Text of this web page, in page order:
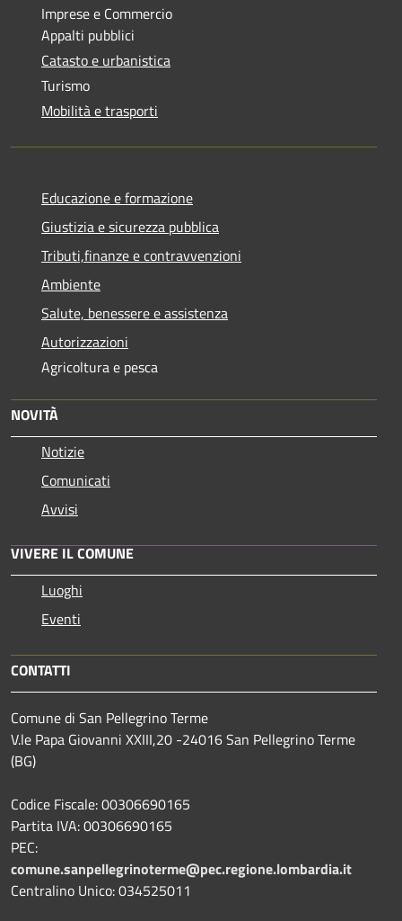
Imprese e Commercio
Appalti pubblici
Catasto e urbanistica
Turismo
Mobilità e trasporti
Educazione e formazione
Giustizia e sicurezza pubblica
Tributi,finanze e contravvenzioni
Ambiente
Salute, benessere e assistenza
Autorizzazioni
Agricoltura e pesca
NOVITÀ
Notizie
Comunicati
Avvisi
VIVERE IL COMUNE
Luoghi
Eventi
CONTATTI
Comune di San Pellegrino Terme
V.le Papa Giovanni XXIII,20 -24016 San Pellegrino Terme
(BG)
Codice Fiscale: 00306690165
Partita IVA: 00306690165
PEC:
comune.sanpellegrinoterme@pec.regione.lombardia.it
Centralino Unico: 034525011